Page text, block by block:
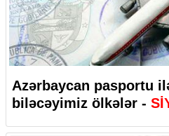
Azərbaycan pasportu
biləcəyimiz ölkələr -